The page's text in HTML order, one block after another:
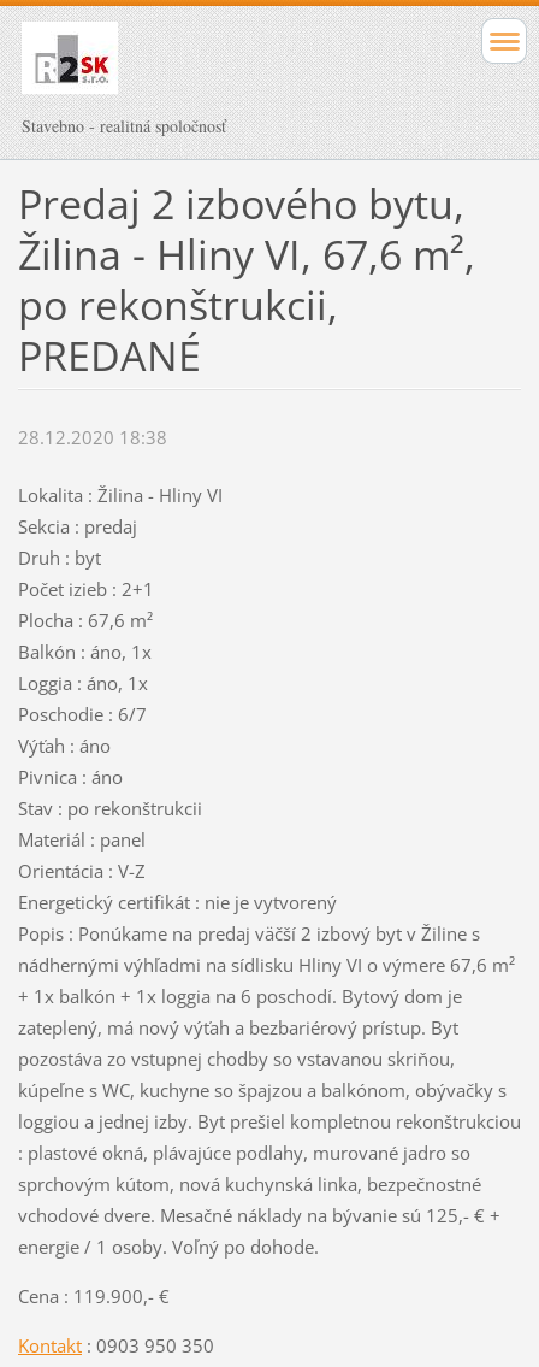
Stavebno - realitná spoločnosť
Predaj 2 izbového bytu,
Žilina - Hliny VI, 67,6 m²,
po rekonštrukcii,
PREDANÉ
28.12.2020 18:38
Lokalita : Žilina - Hliny VI
Sekcia : predaj
Druh : byt
Počet izieb : 2+1
Plocha : 67,6 m²
Balkón : áno, 1x
Loggia : áno, 1x
Poschodie : 6/7
Výťah : áno
Pivnica : áno
Stav : po rekonštrukcii
Materiál : panel
Orientácia : V-Z
Energetický certifikát : nie je vytvorený
Popis : Ponúkame na predaj väčší 2 izbový byt v Žiline s
nádhernými výhľadmi na sídlisku Hliny VI o výmere 67,6 m²
+ 1x balkón + 1x loggia na 6 poschodí. Bytový dom je
zateplený, má nový výťah a bezbariérový prístup. Byt
pozostáva zo vstupnej chodby so vstavanou skriňou,
kúpeľne s WC, kuchyne so špajzou a balkónom, obývačky s
loggiou a jednej izby. Byt prešiel kompletnou rekonštrukciou
: plastové okná, plávajúce podlahy, murované jadro so
sprchovým kútom, nová kuchynská linka, bezpečnostné
vchodové dvere. Mesačné náklady na bývanie sú 125,- € +
energie / 1 osoby. Voľný po dohode.
Cena : 119.900,- €
Kontakt: 0903 950 350